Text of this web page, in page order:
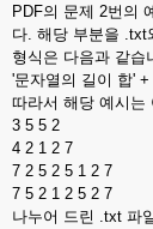
PDF의 문제 2번의
다. 해당 부분을 .txt
형식은 다음과 같습
'문자열의 길이 합'
따라서 해당 예시는
3 5 5 2
4 2 1 2 7
7 2 5 2 5 1 2 7
7 5 2 1 2 5 2 7
나누어 드린 .txt 파